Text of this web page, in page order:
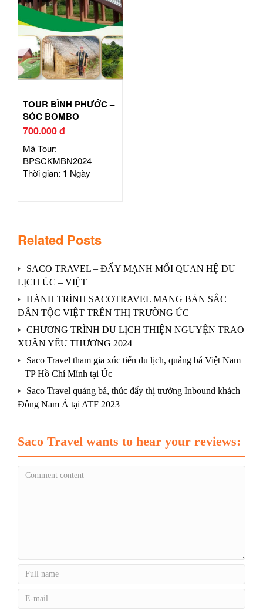
TOUR BÌNH PHƯỚC –
SÓC BOMBO
700.000 đ
Mã Tour:
BPSCKMBN2024
Thời gian: 1 Ngày
Related Posts
SACO TRAVEL – ĐẨY MẠNH MỐI QUAN HỆ DU
LỊCH ÚC – VIỆT
HÀNH TRÌNH SACOTRAVEL MANG BẢN SẮC
DÂN TỘC VIỆT TRÊN THỊ TRƯỜNG ÚC
CHƯƠNG TRÌNH DU LỊCH THIỆN NGUYỆN TRAO
XUÂN YÊU THƯƠNG 2024
Saco Travel tham gia xúc tiến du lịch, quảng bá Việt Nam
– TP Hồ Chí Mính tại Úc
Saco Travel quảng bá, thúc đẩy thị trường Inbound khách
Đông Nam Á tại ATF 2023
Saco Travel wants to hear your reviews: